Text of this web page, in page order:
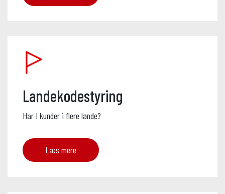
Landekodestyring
Har I kunder i flere lande?
Læs mere